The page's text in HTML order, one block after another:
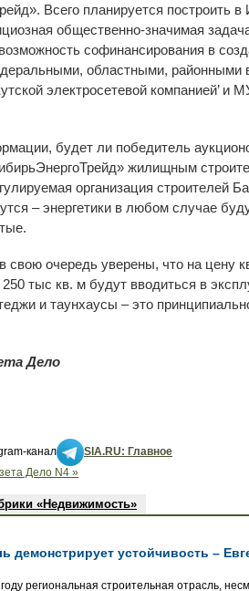
Всего планируется построить
общественно-значимая
софинансирования в
областными, районными
электросетевой компанией’
будет ли победитель
жилищным
организация строителей
– энергетики в любом случае
свою очередь уверены, что на цену
тыс кв. м будут вводиться в
и таунхаусы – это
Дело
канал
SIA.RU: Главное
Дело N4 »
«Недвижимость»
демонстрирует устойчивость –
региональная строительная отрасль,